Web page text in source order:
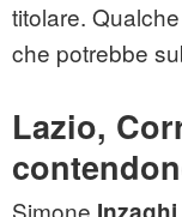
titolare.
che potrebbe
Lazio,